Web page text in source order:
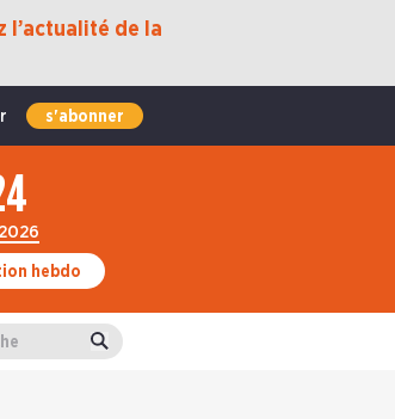
l’actualité de la
s'abonner
hebdo
Valider